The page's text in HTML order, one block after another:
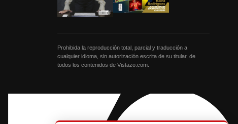
Prohibida la reproducción total, parcial y traducción a
cualquier idioma, sin autorización escrita de su titular, de
todos los contenidos de Vistazo.com.